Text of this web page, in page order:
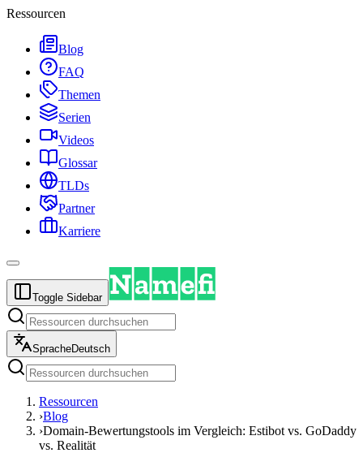
Ressourcen
Blog
FAQ
Themen
Serien
Videos
Glossar
TLDs
Partner
Karriere
Toggle Sidebar
SpracheDeutsch
Ressourcen
›Blog
›Domain-Bewertungstools im Vergleich: Estibot vs. GoDaddy
vs. Realität